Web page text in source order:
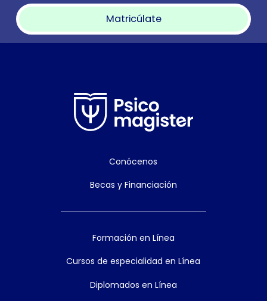
Matricúlate
Conócenos
Becas y Financiación
Formación en Línea
Cursos de especialidad en Línea
Diplomados en Línea